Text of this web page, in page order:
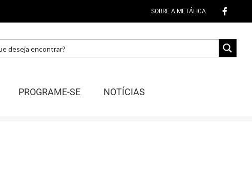
SOBRE A METÁLICA
PROGRAME-SE NOTÍCIAS